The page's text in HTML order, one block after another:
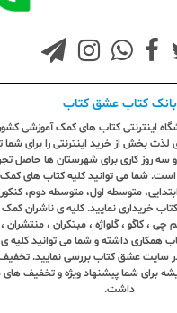
بانک کتاب عشق کتاب
اینترنتی کتاب های کمک آموزشی
بخش از خرید اینترنتی را برای شما
تهران و سه روز کاری برای شهرستان ها حاصل
است. شما می توانید کلیه کتاب های
متوسطه اول، متوسطه دوم،
خریداری نمایید. کلیه ی ناشران
، کاگو ، گلواژه ، مبتکران ، منتشران
همکاری داشته و شما می توانید کلیه ی
سایت عشق کتاب بررسی نمایید.
برای شما پیشنهاد ویژه و تخفیف
داشت.